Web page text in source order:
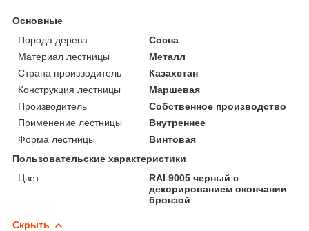
Основные
Порода дерева
Сосна
Материал лестницы
Металл
Страна производитель
Казахстан
Конструкция лестницы
Маршевая
Производитель
Собственное производство
Применение лестницы
Внутреннее
Форма лестницы
Винтовая
Пользовательские характеристики
Цвет
RAl 9005 черный с
декорированием окончании
бронзой
Скрыть